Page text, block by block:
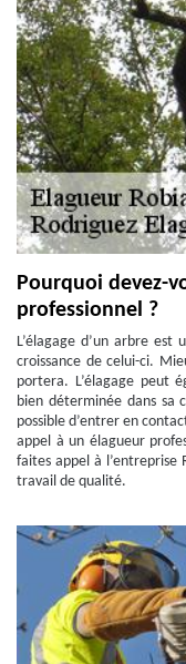
Pourquoi devez-
professionnel ?
L’élagage d’un arbre
croissance de celui-ci.
portera. L’élagage peut
bien déterminée dans sa
possible d’entrer en
appel à un élagueur
faites appel à l’entreprise
travail de qualité.